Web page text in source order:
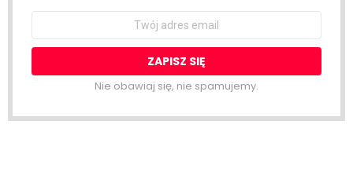
Nie obawiaj się, nie spamujemy.